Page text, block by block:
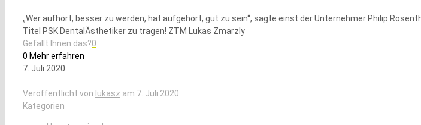
„Wer aufhört, besser zu werden, hat aufgehört, gut zu sein“, sagte einst der Unternehmer Philip
Titel PSK DentalÄsthetiker zu tragen! ZTM Lukas Zmarzly
Gefällt Ihnen das?0
0 Mehr erfahren
7. Juli 2020
Veröffentlicht von lukasz am 7. Juli 2020
Kategorien